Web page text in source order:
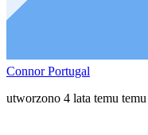
Connor Portugal
utworzono 4 lata temu temu